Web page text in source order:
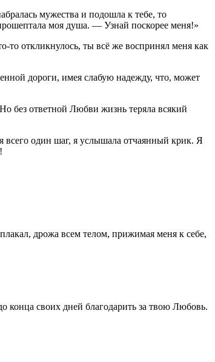
мужества и подошла к тебе, то
моя душа. — Узнай поскорее меня!»
-то откликнулось, ты всё же воспринял меня как
дороги, имея слабую надежду, что, может
без ответной Любви жизнь теряла всякий
всего один шаг, я услышала отчаянный крик. Я
дрожа всем телом, прижимая меня к себе,
своих дней благодарить за твою Любовь.